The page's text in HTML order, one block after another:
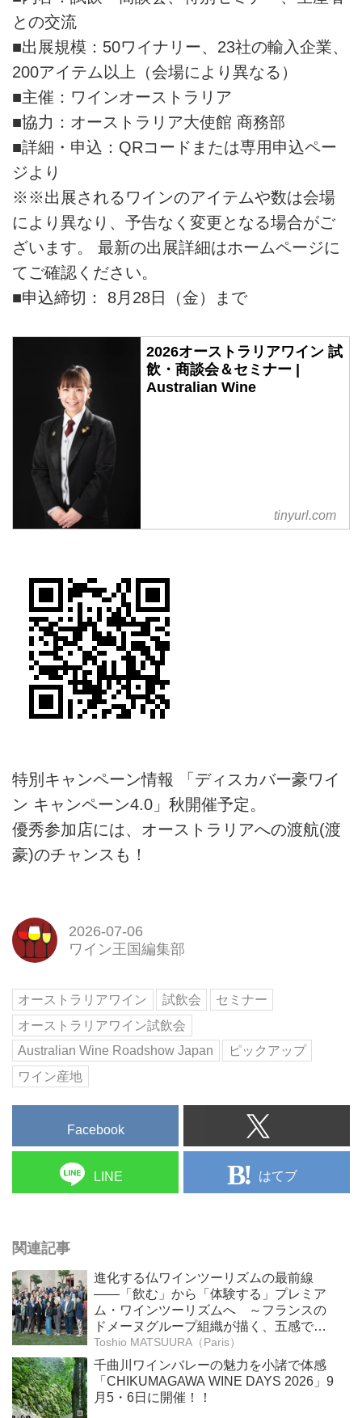
との交流
■出展規模：50ワイナリー、23社の輸入企業、
200アイテム以上（会場により異なる）
■主催：ワインオーストラリア
■協力：オーストラリア大使館 商務部
■詳細・申込：QRコードまたは専用申込ペー
ジより
※※出展されるワインのアイテムや数は会場
により異なり、予告なく変更となる場合がご
ざいます。 最新の出展詳細はホームページに
てご確認ください。
■申込締切： 8月28日（金）まで
2026オーストラリアワイン 試
飲・商談会＆セミナー |
Australian Wine
tinyurl.com
特別キャンペーン情報 「ディスカバー豪ワイ
ン キャンペーン4.0」秋開催予定。
優秀参加店には、オーストラリアへの渡航(渡
豪)のチャンスも！
2026-07-06
ワイン王国編集部
オーストラリアワイン 試飲会
セミナー
オーストラリアワイン試飲会
Australian Wine Roadshow Japan
ピックアップ
ワイン産地
Facebook
LINE はてブ
関連記事
進化する仏ワインツーリズムの最前線
――「飲む」から「体験する」プレミア
ム・ワインツーリズムへ ～フランスの
ドメーヌグループ組織が描く、五感で深
掘りする次世代のテロワール体験
Toshio MATSUURA（Paris）
千曲川ワインバレーの魅力を小諸で体感
「CHIKUMAGAWA WINE DAYS 2026」9
月5・6日に開催！！